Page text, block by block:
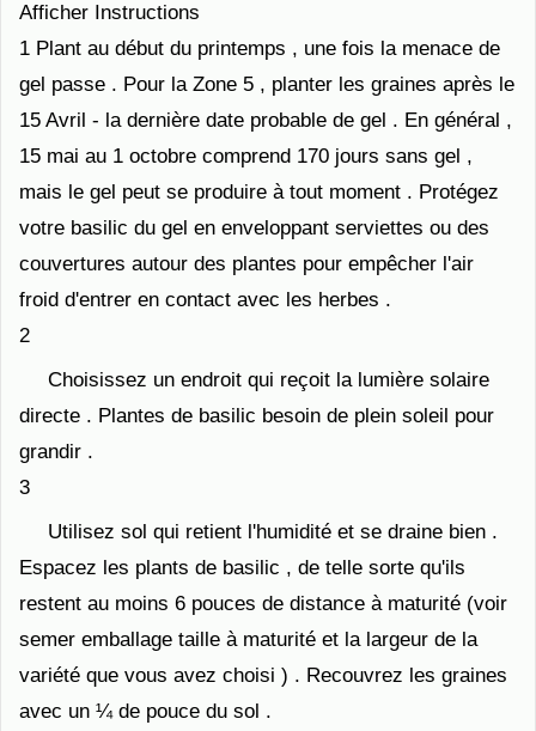
Afficher Instructions
1 Plant au début du printemps , une fois la menace de
gel passe . Pour la Zone 5 , planter les graines après le
15 Avril - la dernière date probable de gel . En général ,
15 mai au 1 octobre comprend 170 jours sans gel ,
mais le gel peut se produire à tout moment . Protégez
votre basilic du gel en enveloppant serviettes ou des
couvertures autour des plantes pour empêcher l'air
froid d'entrer en contact avec les herbes .
2
Choisissez un endroit qui reçoit la lumière solaire
directe . Plantes de basilic besoin de plein soleil pour
grandir .
3
Utilisez sol qui retient l'humidité et se draine bien .
Espacez les plants de basilic , de telle sorte qu'ils
restent au moins 6 pouces de distance à maturité (voir
semer emballage taille à maturité et la largeur de la
variété que vous avez choisi ) . Recouvrez les graines
avec un ¼ de pouce du sol .